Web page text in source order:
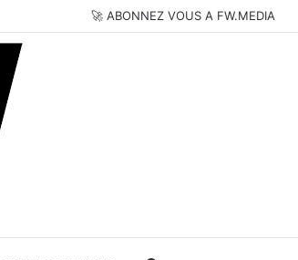
🚀 ABONNEZ VOUS A FW.MEDIA